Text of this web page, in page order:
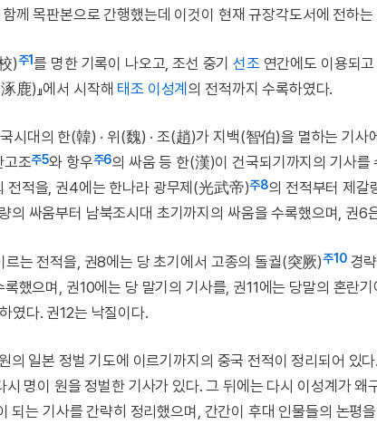
목판본으로 간행했는데 이것이 현재 규장각도서에 전하는
)주1를 명한 기록이 나오고, 조선 중기선조 연간에도 이용되
鹿)』에서 시작해 태조 이성계의 전적까지 수록하였다.
시대의 한(韓) · 위(魏) · 조(趙)가 지백(智伯)을 멸하는 기
고조주5와 항우주6의 싸움 등 한(漢)이 건국되기까지의 기사를
전적을, 권4에는 한나라 광무제(光武帝)주8의 전적부터 제
의 싸움부터 남북조시대 초기까지의 싸움을 수록했으며, 권6
는 전적을, 권8에는 당 초기에서 고종의 돌궐(突厥)주10경략
했으며, 권10에는 당 말기의 기사를, 권11에는 당말의 혼란
였다. 권12는 낙질이다.
의 일본 정벌 기도에 이르기까지의 중국 전적이 정리되어 있
명이 원을 정벌한 기사가 있다. 그 뒤에는 다시 이성계가 왜
되는 기사를 간략히 정리했으며, 간간이 후대 인물들의 논평